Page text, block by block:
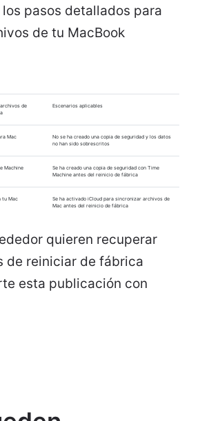
pasos detallados para
de tu MacBook
de
Escenarios aplicables
Mac
No se ha creado una copia de seguridad y los datos
no han sido sobrescritos
Machine
Se ha creado una copia de seguridad con Time
Machine antes del reinicio de fábrica
tu Mac
Se ha activado iCloud para sincronizar archivos de
Mac antes del reinicio de fábrica
quieren recuperar
de reiniciar de fábrica
esta publicación con